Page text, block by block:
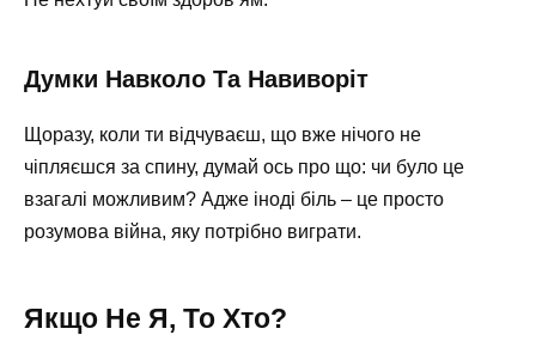
Думки Навколо Та Навиворіт
Щоразу, коли ти відчуваєш, що вже нічого не
чіпляєшся за спину, думай ось про що: чи було це
взагалі можливим? Адже іноді біль – це просто
розумова війна, яку потрібно виграти.
Якщо Не Я, То Хто?